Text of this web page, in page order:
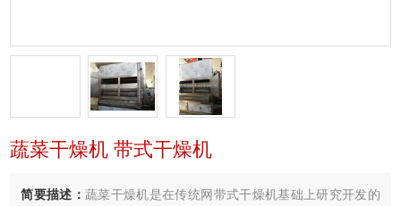
蔬菜干燥机 带式干燥机
简要描述： 蔬菜干燥机是在传统网带式干燥机基础上研究开发的